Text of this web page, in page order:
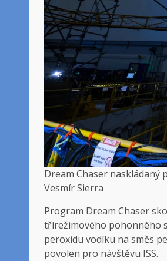
Dream Chaser naskládaný
Vesmír Sierra
Program Dream Chaser
třírežimového pohonného
peroxidu vodíku na směs
povolen pro návštěvu ISS.